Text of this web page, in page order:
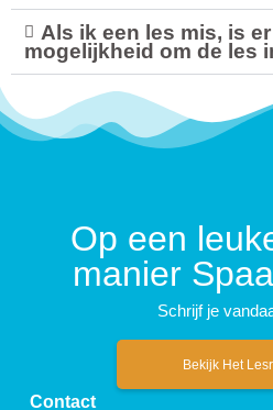
Als ik een les mis, is
mogelijkheid om de les
Op een
manier
Schrijf je
Bekijk Het
Contact